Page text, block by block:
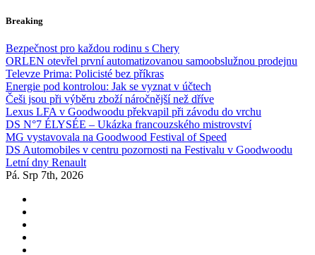
Skip
content
Breaking
Bezpečnost pro každou rodinu s Chery
ORLEN otevřel první automatizovanou samoobslužnou prodejnu
Televze Prima: Policisté bez příkras
Energie pod kontrolou: Jak se vyznat v účtech
Češi jsou při výběru zboží náročnější než dříve
Lexus LFA v Goodwoodu překvapil při závodu do vrchu
DS N°7 ÉLYSÉE – Ukázka francouzského mistrovství
MG vystavovala na Goodwood Festival of Speed
DS Automobiles v centru pozornosti na Festivalu v Goodwoodu
Letní dny Renault
Pá. Srp 7th, 2026